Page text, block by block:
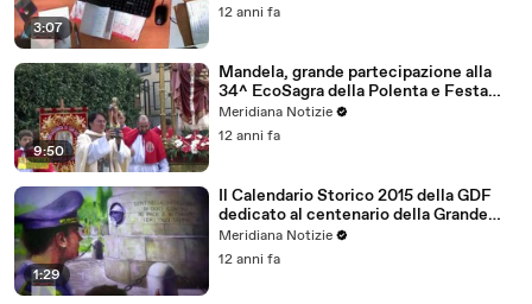
3:07
12 anni fa
9:50
Mandela, grande partecipazione alla
34^ EcoSagra della Polenta e Festa
dell'Olio e dell'Ulivo
Meridiana Notizie
12 anni fa
1:29
Il Calendario Storico 2015 della GDF
dedicato al centenario della Grande
Guerra
Meridiana Notizie
12 anni fa